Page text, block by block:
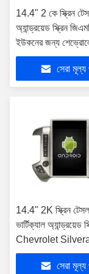
14.4" 2 কে স্ক্রিন
অ্যান্ড্রয়েড স্ক্রিন
ইউকনের জন্য
সাববার্ন 2015-2021
মাল্টিমিডিয়া স্টেরিও
কারপ্লে প্লেয়ার
সেরা মূল্য
14.4" 2K স্ক্রিন
ভার্টিক্যাল অ্যান্ড্রয়েড
Chevrolet
2013-2019 /
SIERRA 2013-
সেরা মূল্য